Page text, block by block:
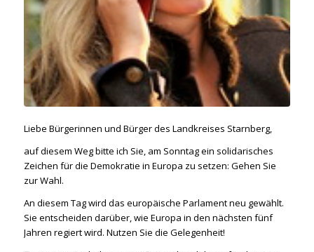
Liebe Bürgerinnen und Bürger des Landkreises Starnberg,
auf diesem Weg bitte ich Sie, am Sonntag ein solidarisches
Zeichen für die Demokratie in Europa zu setzen: Gehen Sie
zur Wahl.
An diesem Tag wird das europäische Parlament neu gewählt.
Sie entscheiden darüber, wie Europa in den nächsten fünf
Jahren regiert wird. Nutzen Sie die Gelegenheit!